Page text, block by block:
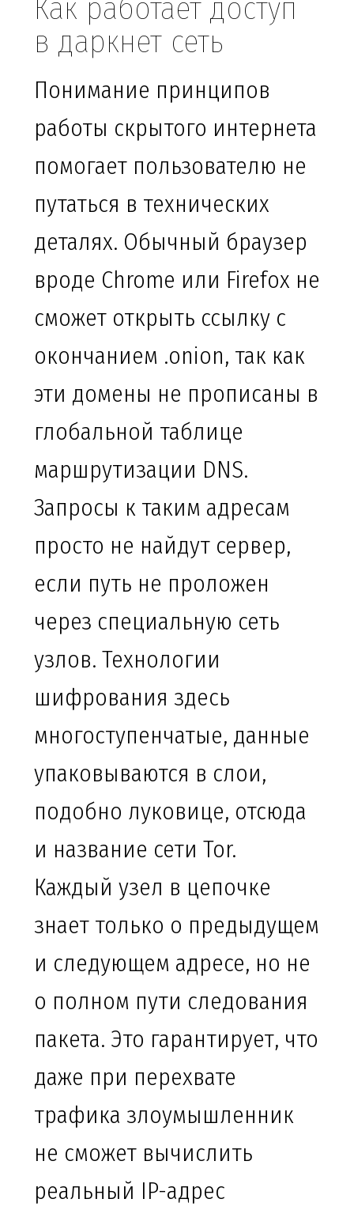
Как работает доступ
в даркнет сеть
Понимание принципов
работы скрытого интернета
помогает пользователю не
путаться в технических
деталях. Обычный браузер
вроде Chrome или Firefox не
сможет открыть ссылку с
окончанием .onion, так как
эти домены не прописаны в
глобальной таблице
маршрутизации DNS.
Запросы к таким адресам
просто не найдут сервер,
если путь не проложен
через специальную сеть
узлов. Технологии
шифрования здесь
многоступенчатые, данные
упаковываются в слои,
подобно луковице, отсюда
и название сети Tor.
Каждый узел в цепочке
знает только о предыдущем
и следующем адресе, но не
о полном пути следования
пакета. Это гарантирует, что
даже при перехвате
трафика злоумышленник
не сможет вычислить
реальный IP-адрес